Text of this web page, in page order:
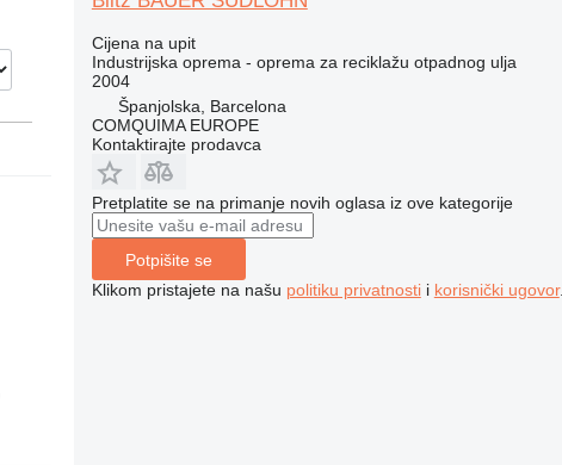
Cijena na upit
Industrijska oprema - oprema za reciklažu otpadnog ulja
2004
Španjolska, Barcelona
COMQUIMA EUROPE
Kontaktirajte prodavca
Pretplatite se na primanje novih oglasa iz ove kategorije
Potpišite se
Klikom pristajete na našu politiku privatnostii korisnički ugovor.